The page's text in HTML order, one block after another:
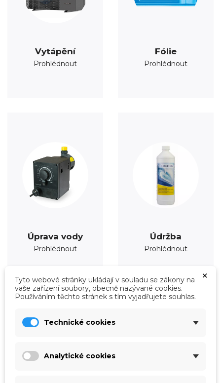
Vytápění
Prohlédnout
Fólie
Prohlédnout
Úprava vody
Prohlédnout
Údržba
Prohlédnout
×
Tyto webové stránky ukládají v souladu se zákony na
vaše zařízení soubory, obecně nazývané cookies.
Používáním těchto stránek s tím vyjadřujete souhlas.
Technické cookies
Analytické cookies